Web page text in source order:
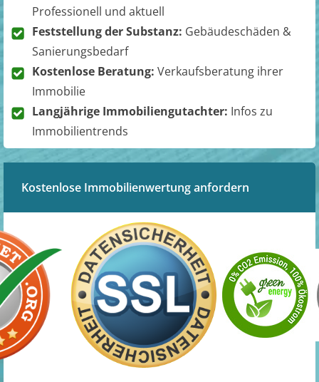
Professionell und aktuell
Feststellung der Substanz: Gebäudeschäden &
Sanierungsbedarf
Kostenlose Beratung: Verkaufsberatung ihrer
Immobilie
Langjährige Immobiliengutachter: Infos zu
Immobilientrends
Kostenlose Immobilienwertung anfordern